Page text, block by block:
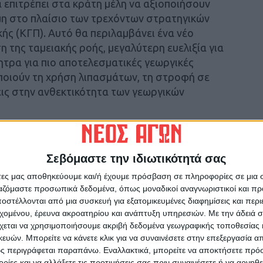
Σεβόμαστε την ιδιωτικότητά σας
μας αποθηκεύουμε και/ή έχουμε πρόσβαση σε πληροφορίες σε
προσωπικά δεδομένα, όπως μοναδικοί αναγνωριστικοί και
από μια συσκευή για εξατομικευμένες διαφημίσεις και
έρευνα ακροατηρίου και ανάπτυξη υπηρεσιών. Με την άδειά
να χρησιμοποιήσουμε ακριβή δεδομένα γεωγραφικής τοποθεσίας
Μπορείτε να κάνετε κλικ για να συναινέσετε στην επεξεργασία
περιγράφεται παραπάνω. Εναλλακτικά, μπορείτε να αποκτήσετε
στα κράτη μέλη να αξιοποιήσουν
στο πλαίσιο των τρεχόντων στρατηγικών
(ΚΓΠ). Αυτό θα περιλαμβάνει ένα νέο
ταμειακής ροής, μεγαλύτερη ευελιξία για
για πιο αποτελεσματικές γεωργικές
τη χρήση λιπασμάτων, τη στροφή σε
στην ανθεκτικότητα των γεωργικών
των αγροτών θα επικεντρωθούν στην
στην υποστήριξη της ανάπτυξης
να είναι αποδοτικές ως προς τα θρεπτικά
στις Υπηρεσίες Γεωργικής
προώθηση κυκλικής οικονομίας
την εγχώρια βιομηχανία λιπασμάτων,